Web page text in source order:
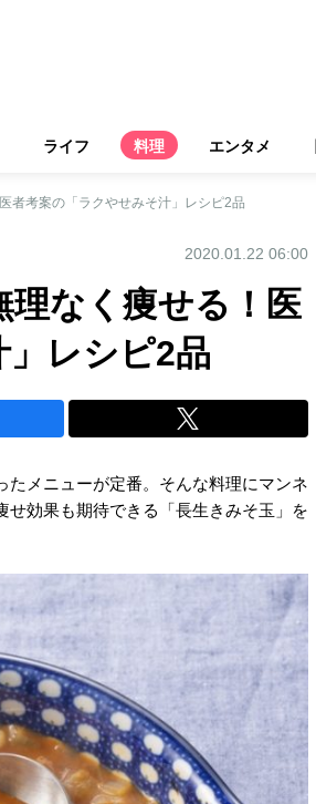
ライフ 料理 エンタメ
者考案の「ラクやせみそ汁」レシピ2品
2020.01.22 06:00
理なく痩せる！医
レシピ2品
たメニューが定番。そんな料理にマンネ
せ効果も期待できる「長生きみそ玉」を